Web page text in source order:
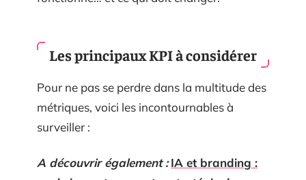
Les principaux KPI à considérer
Pour ne pas se perdre dans la multitude des
métriques, voici les incontournables à
surveiller :
A découvrir également : IA et branding :